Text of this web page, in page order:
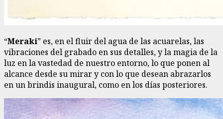
“Meraki” es, en el fluir del agua de las acuarelas, las
vibraciones del grabado en sus detalles, y la magia de la
luz en la vastedad de nuestro entorno, lo que ponen al
alcance desde su mirar y con lo que desean abrazarlos
en un brindis inaugural, como en los días posteriores.